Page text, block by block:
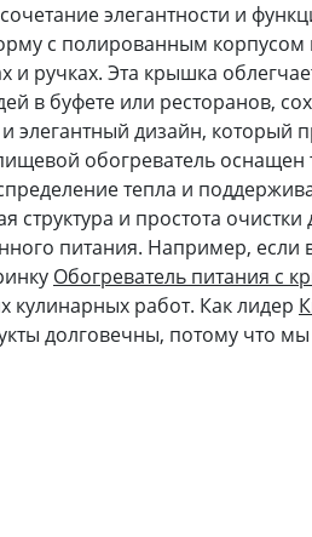
элегантности и
с полированным корпусом
ручках. Эта крышка
в буфете или ресторанов,
дизайн, который
обогреватель
тепла и
и простота очистки
питания. Например, если
Обогреватель питания с
работ. Как лидер
долговечны, потому что мы